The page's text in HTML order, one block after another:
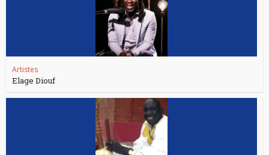
Artistes
Elage Diouf